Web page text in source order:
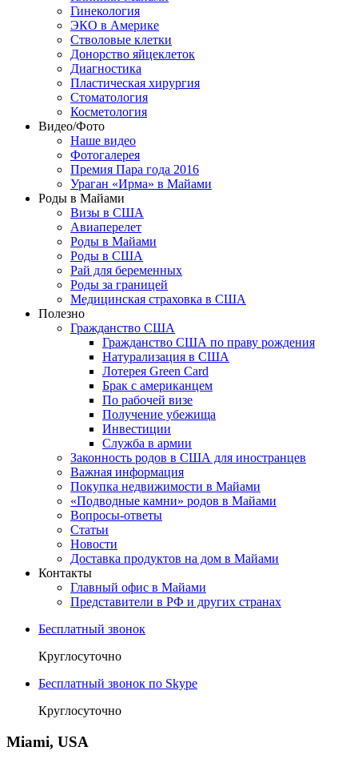
Гинекология
ЭКО в Америке
Стволовые клетки
Донорство яйцеклеток
Диагностика
Пластическая хирургия
Стоматология
Косметология
Видео/Фото
Наше видео
Фотогалерея
Премия Пара года 2016
Ураган «Ирма» в Майами
Роды в Майами
Визы в США
Авиаперелет
Роды в Майами
Роды в США
Рай для беременных
Роды за границей
Медицинская страховка в США
Полезно
Гражданство США
Гражданство США по праву рождения
Натурализация в США
Лотерея Green Card
Брак с американцем
По рабочей визе
Получение убежища
Инвестиции
Служба в армии
Законность родов в США для иностранцев
Важная информация
Покупка недвижимости в Майами
«Подводные камни» родов в Майами
Вопросы-ответы
Статьи
Новости
Доставка продуктов на дом в Майами
Контакты
Главный офис в Майами
Представители в РФ и других странах
Бесплатный звонок
Круглосуточно
Бесплатный звонок по Skype
Круглосуточно
Miami, USA